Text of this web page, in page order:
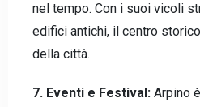
nel tempo. Con i suoi vicoli
edifici antichi, il centro
della città.
7. Eventi e Festival: Arpino
CHIEDI